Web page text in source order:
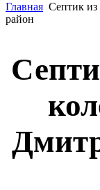
Главная Септик
район